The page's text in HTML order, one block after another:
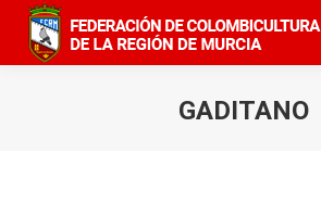
GADITANO